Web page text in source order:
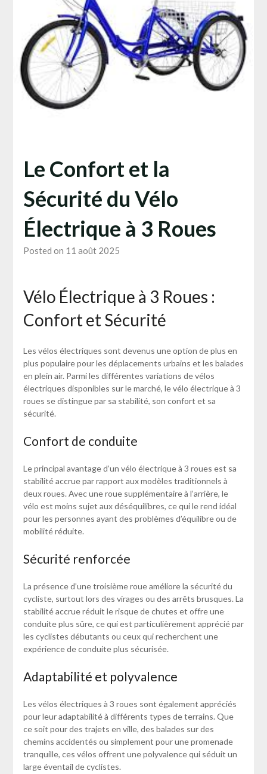
Le Confort et la
Sécurité du Vélo
Électrique à 3 Roues
Posted on 11 août 2025
Vélo Électrique à 3 Roues :
Confort et Sécurité
Les vélos électriques sont devenus une option de plus en
plus populaire pour les déplacements urbains et les balades
en plein air. Parmi les différentes variations de vélos
électriques disponibles sur le marché, le vélo électrique à 3
roues se distingue par sa stabilité, son confort et sa
sécurité.
Confort de conduite
Le principal avantage d’un vélo électrique à 3 roues est sa
stabilité accrue par rapport aux modèles traditionnels à
deux roues. Avec une roue supplémentaire à l’arrière, le
vélo est moins sujet aux déséquilibres, ce qui le rend idéal
pour les personnes ayant des problèmes d’équilibre ou de
mobilité réduite.
Sécurité renforcée
La présence d’une troisième roue améliore la sécurité du
cycliste, surtout lors des virages ou des arrêts brusques. La
stabilité accrue réduit le risque de chutes et offre une
conduite plus sûre, ce qui est particulièrement apprécié par
les cyclistes débutants ou ceux qui recherchent une
expérience de conduite plus sécurisée.
Adaptabilité et polyvalence
Les vélos électriques à 3 roues sont également appréciés
pour leur adaptabilité à différents types de terrains. Que
ce soit pour des trajets en ville, des balades sur des
chemins accidentés ou simplement pour une promenade
tranquille, ces vélos offrent une polyvalence qui séduit un
large éventail de cyclistes.